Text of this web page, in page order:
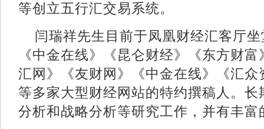
等创立五行汇交易系统。
闫瑞祥先生目前于凤凰财经汇客厅
《中金在线》《昆仑财经》《东方财
汇网》《友财网》《中金在线》《汇
等多家大型财经网站的特约撰稿人。
分析和战略分析等研究工作，并有丰富